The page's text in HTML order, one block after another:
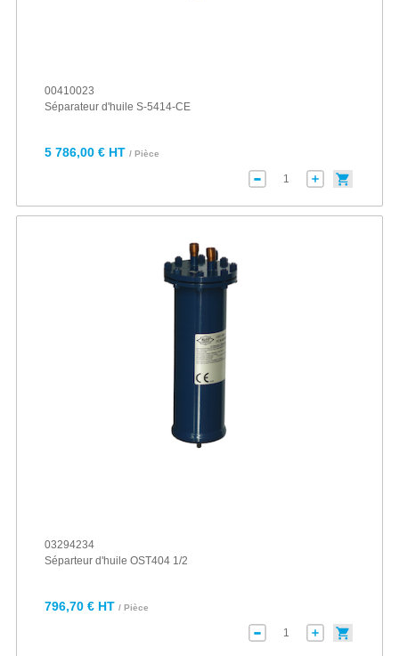
00410023
Séparateur d'huile S-5414-CE
5 786,00 € HT / Pièce
03294234
Séparteur d'huile OST404 1/2
796,70 € HT / Pièce